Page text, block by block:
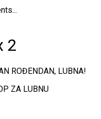
2
ROĐENDAN, LUBNA!
ZA LUBNU